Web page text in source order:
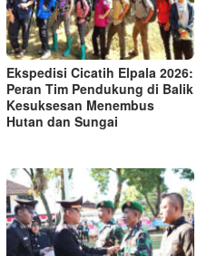
Ekspedisi Cicatih Elpala 2026:
Peran Tim Pendukung di Balik
Kesuksesan Menembus
Hutan dan Sungai